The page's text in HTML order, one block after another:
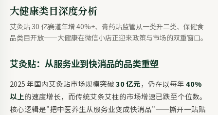
大健康类目深度分析
艾灸贴 30 亿赛道年增 40%+、膏药贴监管从一类升二类、保健食
品类目开放——大健康在微信小店正迎来政策与市场的双重窗口。
艾灸贴：从服务业到快消品的品类重塑
2025 年国内艾灸贴市场规模突破30 亿元，仍在以每年40%
以上的速度增长，而传统艾条艾柱的市场增速已跌至个位数。
核心逻辑是"把中医养生从服务业变成快消品"——撕开一贴贴